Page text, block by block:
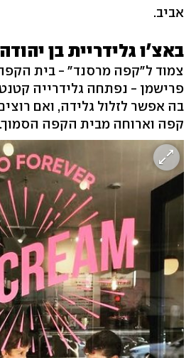
אביב.
באצ'ו גלידריית בן יהודה
צמוד ל"קפה מרסנד" - בית
פרישמן - נפתחה גלידרייה
בה אפשר לזלול גלידה, ואם
קפה וארוחה מבית הקפה הסמוך.